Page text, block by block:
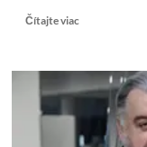
Čítajte viacRead
Prečo
stále,
tejto